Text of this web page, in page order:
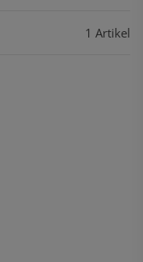
1 Artikel